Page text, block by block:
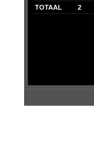
TOTAAL
2